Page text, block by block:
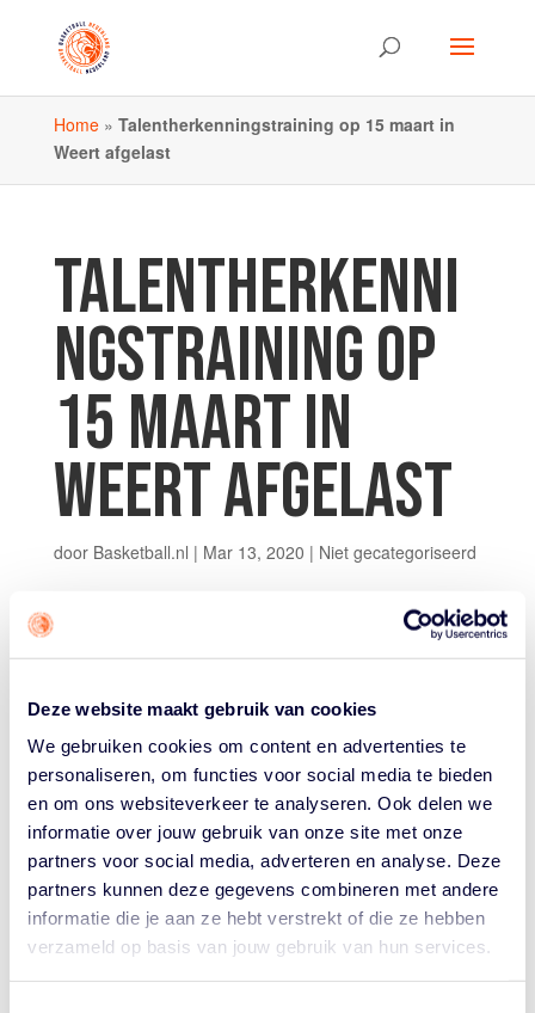
Deze website maakt gebruik van cookies
We gebruiken cookies om content en advertenties te
personaliseren, om functies voor social media te bieden
en om ons websiteverkeer te analyseren. Ook delen we
informatie over jouw gebruik van onze site met onze
partners voor social media, adverteren en analyse. Deze
partners kunnen deze gegevens combineren met andere
informatie die je aan ze hebt verstrekt of die ze hebben
verzameld op basis van jouw gebruik van hun services.
Home» Talentherkenningstraining op 15 maart in
Weert afgelast
TALENTHERKENNI
NGSTRAINING OP
15 MAART IN
WEERT AFGELAST
door Basketball.nl | Mar 13, 2020 | Niet gecategoriseerd
Vanwege de recente ontwikkelingen rondom het
coronavirus gaat deTalentherkenningstrainingin de
afdeling Zuid voor meisjes, geboren in 2005 t/m 2008,
komende zaterdag 15 maart in Weert niet door. De
training van 5 april voor jongens, geboren in 2006 t/m
2008, in Breda wordt verschoven naar 26 april.